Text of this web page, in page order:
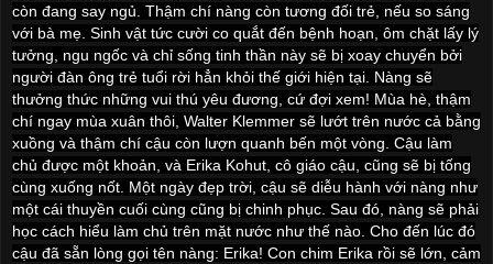
còn đang say ngủ. Thậm chí nàng còn tương đối trẻ, nếu so sáng
với bà mẹ. Sinh vật tức cười co quắt đến bệnh hoạn, ôm chặt lấy lý
tưởng, ngu ngốc và chỉ sống tinh thần này sẽ bị xoay chuyển bởi
người đàn ông trẻ tuổi rời hẳn khỏi thế giới hiện tại. Nàng sẽ
thưởng thức những vui thú yêu đương, cứ đợi xem! Mùa hè, thậm
chí ngay mùa xuân thôi, Walter Klemmer sẽ lướt trên nước cả bằng
xuồng và thậm chí cậu còn lượn quanh bến một vòng. Cậu làm
chủ được một khoản, và Erika Kohut, cô giáo cậu, cũng sẽ bị tống
cùng xuống nốt. Một ngày đẹp trời, cậu sẽ diễu hành với nàng như
một cái thuyền cuối cùng cũng bị chinh phục. Sau đó, nàng sẽ phải
học cách hiểu làm chủ trên mặt nước như thế nào. Cho đến lúc đó
cậu đã sẵn lòng gọi tên nàng: Erika! Con chim Erika rồi sẽ lớn, cảm